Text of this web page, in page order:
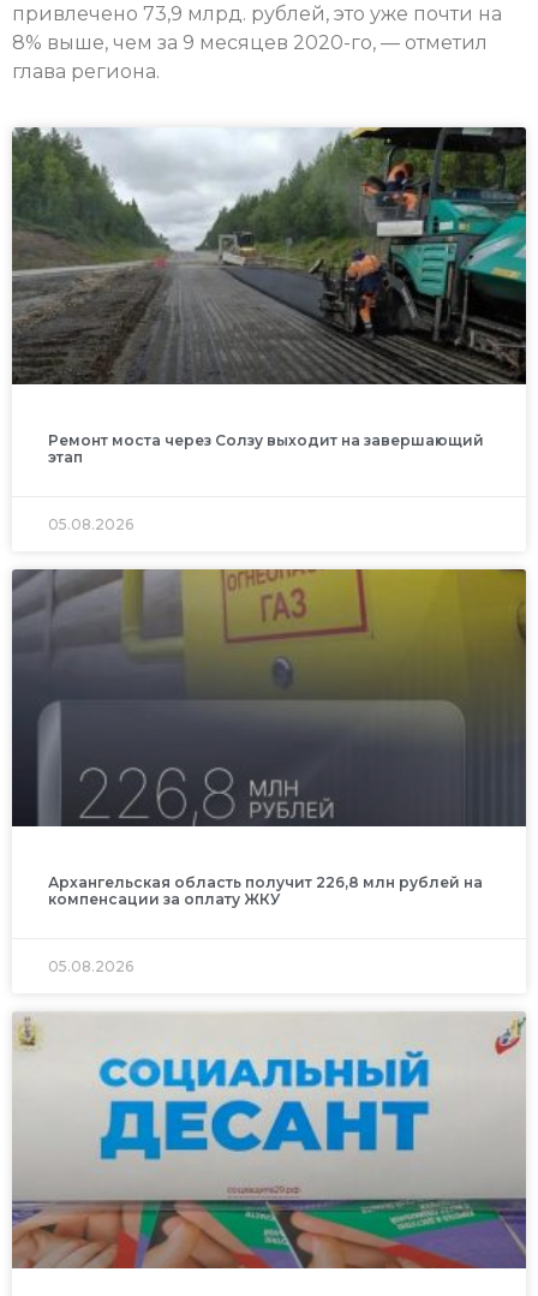
привлечено 73,9 млрд. рублей, это уже почти на
8% выше, чем за 9 месяцев 2020-го, — отметил
глава региона.
Ремонт моста через Солзу выходит на завершающий
этап
05.08.2026
Архангельская область получит 226,8 млн рублей на
компенсации за оплату ЖКУ
05.08.2026